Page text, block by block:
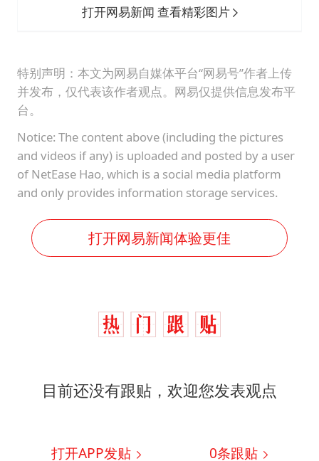
打开网易新闻 查看精彩图片
特别声明：本文为网易自媒体平台“网易号”作者上传
并发布，仅代表该作者观点。网易仅提供信息发布平
台。
Notice: The content above (including the pictures
and videos if any) is uploaded and posted by a user
of NetEase Hao, which is a social media platform
and only provides information storage services.
打开网易新闻体验更佳
目前还没有跟贴，欢迎您发表观点
打开APP发贴 0条跟贴